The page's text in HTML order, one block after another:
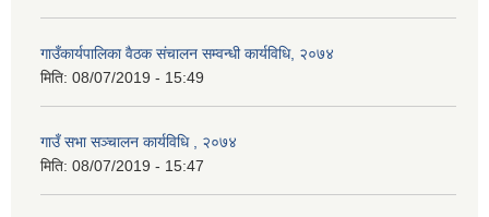
गाउँकार्यपालिका वैठक संचालन सम्वन्धी कार्यविधि, २०७४
मिति: 08/07/2019 - 15:49
गाउँ सभा सञ्चालन कार्यविधि , २०७४
मिति: 08/07/2019 - 15:47